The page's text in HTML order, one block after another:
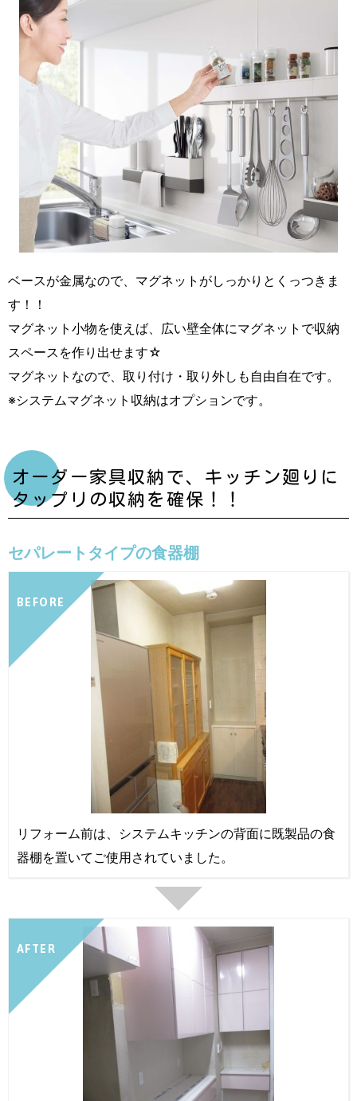
ベースが金属なので、マグネットがしっかりとくっつきま
す！！
マグネット小物を使えば、広い壁全体にマグネットで収納
スペースを作り出せます☆
マグネットなので、取り付け・取り外しも自由自在です。
※システムマグネット収納はオプションです。
オーダー家具収納で、キッチン廻りに
タップリの収納を確保！！
セパレートタイプの食器棚
BEFORE
リフォーム前は、システムキッチンの背面に既製品の食
器棚を置いてご使用されていました。
AFTER